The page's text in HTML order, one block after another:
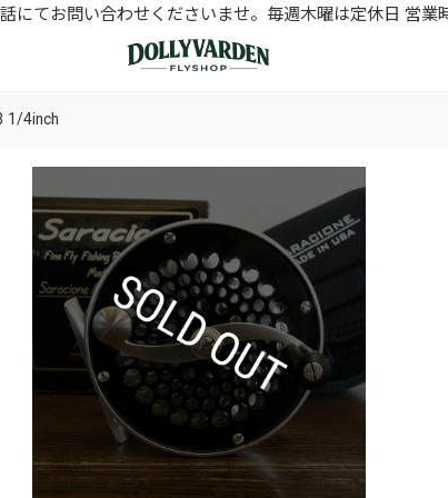
にてお問い合わせくださいませ。毎週木曜は定休日 営業
1/4inch